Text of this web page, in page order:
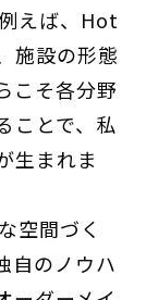
えば、Hot
設の形態
こそ各分野
ことで、私
生まれま
空間づく
自のノウハ